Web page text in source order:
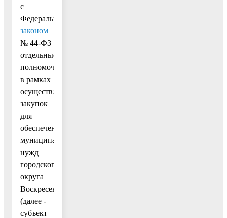
с
Федеральным
законом
№ 44-ФЗ
отдельные
полномочия
в рамках
осуществления
закупок
для
обеспечения
муниципальных
нужд
городского
округа
Воскресенск
(далее -
субъект